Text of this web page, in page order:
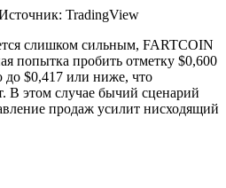
TradingView
слишком сильным, FARTCOIN
попытка пробить отметку $0,600
$0,417 или ниже, что
В этом случае бычий сценарий
продаж усилит нисходящий